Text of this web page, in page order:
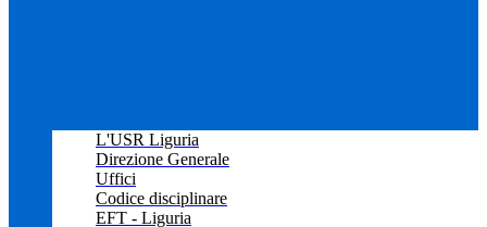
L'USR Liguria
Direzione Generale
Uffici
Codice disciplinare
EFT - Liguria